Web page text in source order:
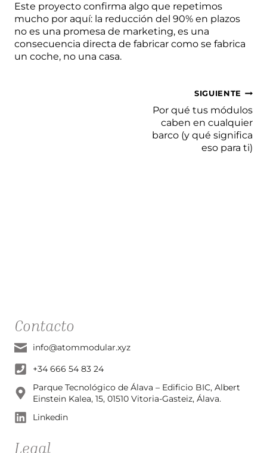
Este proyecto confirma algo que repetimos
mucho por aquí: la reducción del 90% en plazos
no es una promesa de marketing, es una
consecuencia directa de fabricar como se fabrica
un coche, no una casa.
SIGUIENTE
Por qué tus módulos
caben en cualquier
barco (y qué significa
eso para ti)
Contacto
info@atommodular.xyz
+34 666 54 83 24
Parque Tecnológico de Álava – Edificio BIC, Albert
Einstein Kalea, 15, 01510 Vitoria-Gasteiz, Álava.
Linkedin
Legal